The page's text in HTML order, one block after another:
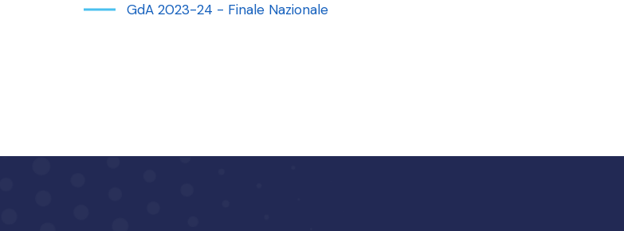
GdA 2023-24 - Finale Nazionale